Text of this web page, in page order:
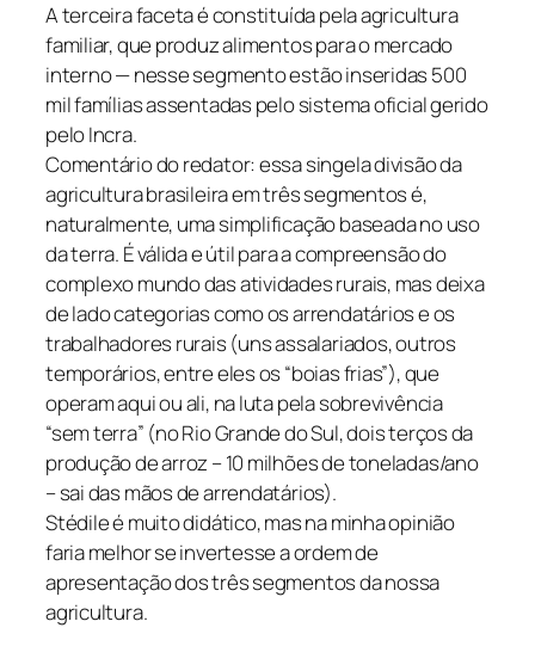
A terceira faceta é constituída pela agricultura
familiar, que produz alimentos para o mercado
interno — nesse segmento estão inseridas 500
mil famílias assentadas pelo sistema oficial gerido
pelo Incra.
Comentário do redator: essa singela divisão da
agricultura brasileira em três segmentos é,
naturalmente, uma simplificação baseada no uso
da terra. É válida e útil para a compreensão do
complexo mundo das atividades rurais, mas deixa
de lado categorias como os arrendatários e os
trabalhadores rurais (uns assalariados, outros
temporários, entre eles os “boias frias”), que
operam aqui ou ali, na luta pela sobrevivência
“sem terra” (no Rio Grande do Sul, dois terços da
produção de arroz – 10 milhões de toneladas/ano
– sai das mãos de arrendatários).
Stédile é muito didático, mas na minha opinião
faria melhor se invertesse a ordem de
apresentação dos três segmentos da nossa
agricultura.